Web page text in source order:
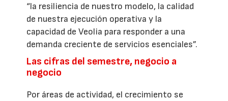
“la resiliencia de nuestro modelo, la calidad
de nuestra ejecución operativa y la
capacidad de Veolia para responder a una
demanda creciente de servicios esenciales”.
Las cifras del semestre, negocio a
negocio
Por áreas de actividad, el crecimiento se